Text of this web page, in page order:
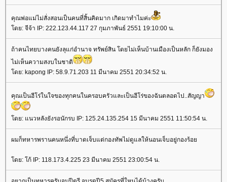
คุณพ่อแม่ไม่สั่งสอนเป็นคนที่สิ้นคิดมาก เกิดมาทำไมค่ะ
ดย: จีจ้า IP: 222.123.44.117 27 กุมภาพันธ์ 2551 19:10:00 น.
ถ้าคนไทยบางคนยังลุแก่อำนาจ ทรัพย์สิน โดยไม่เห็นบ้านเมืองเป็นหลัก ก็ยังมอง
ไม่เห็นความสงบในชาติ
ดย: kapong IP: 58.9.71.203 11 มีนาคม 2551 20:34:52 น.
คุณเป็นฮีโร่ในใจของทุกคนในครอบครัวและเป็นฮีโร่ของฉันตลอดไป..สัญญา
ดย: แนวหลังยังรอนักรบ IP: 125.24.135.254 15 มีนาคม 2551 11:50:54 น.
ผมก็ทหารพรานคนหนึ่งที่บาดเจ็บแต่กองทัพไม่ดูแลให้นอนเจ็บอยู่กองร้อ
ดย: โก้ IP: 118.173.4.225 23 มีนาคม 2551 23:00:54 น.